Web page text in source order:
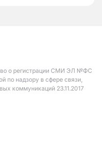
о регистрации СМИ ЭЛ №ФС
по надзору в сфере связи,
коммуникаций 23.11.2017